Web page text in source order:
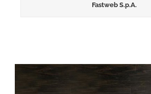
Fastweb S.p.A.